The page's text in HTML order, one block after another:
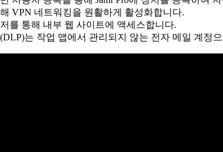
VPN 네트워킹을 원활하게 활성화합니다.
를 통해 내부 웹 사이트에 액세스합니다.
는 작업 앱에서 관리되지 않는 전자 메일 계정